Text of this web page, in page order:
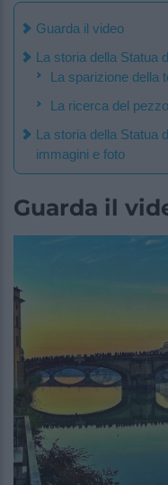
Guarda il video
La storia della Statua
La sparizione della
La ricerca del
La storia della Statua
immagini e foto
Guarda il